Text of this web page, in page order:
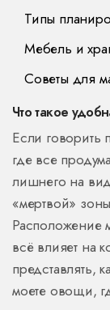
Типы
Мебель и
Советы для
Что такое
Если говорить
где все
лишнего на
«мертвой»
Расположение
всё влияет на
представлять,
моете овощи,